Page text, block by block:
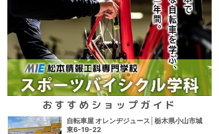
おすすめショップガイド
自転車屋 オレンヂジュース│栃木県小山市城
東6-19-22